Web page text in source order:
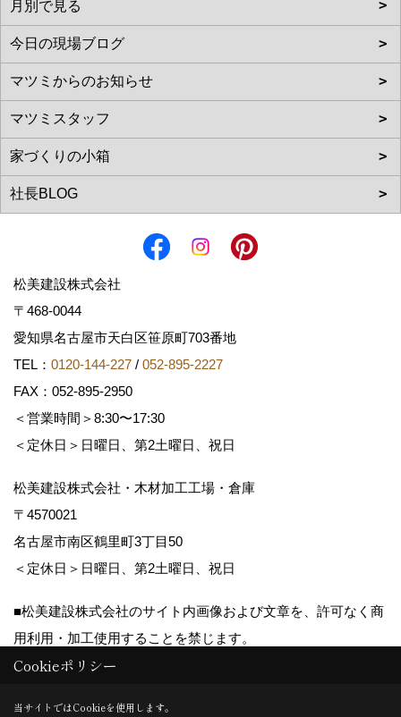
松美建設株式会社
〒468-0044
愛知県名古屋市天白区笹原町703番地
TEL： 0120-144-227 / 052-895-2227
FAX：052-895-2950
＜営業時間＞8:30〜17:30
＜定休日＞日曜日、第2土曜日、祝日
松美建設株式会社・木材加工工場・倉庫
〒4570021
名古屋市南区鶴里町3丁目50
＜定休日＞日曜日、第2土曜日、祝日
■松美建設株式会社のサイト内画像および文章を、許可なく商
用利用・加工使用することを禁じます。
Copyright (c) matsumikensetsu. All Rights Reserved.
Cookieポリシー
当サイトではCookieを使用します。